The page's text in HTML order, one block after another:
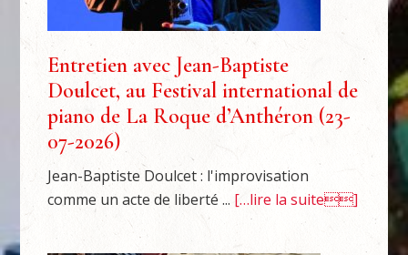
Entretien avec Jean-Baptiste
Doulcet, au Festival international de
piano de La Roque d’Anthéron (23-
07-2026)
Jean-Baptiste Doulcet : l'improvisation
comme un acte de liberté ... […lire la suite]